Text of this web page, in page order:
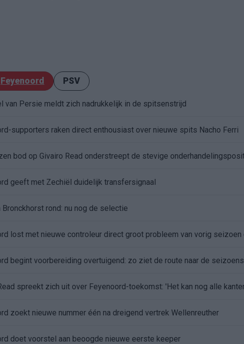
Feyenoord PSV
van Persie meldt zich nadrukkelijk in de spitsenstrijd
supporters raken direct enthousiast over nieuwe spits Nacho Ferri
geeft met Zechiël duidelijk transfersignaal
Bronckhorst rond: nu nog de selectie
lost met nieuwe controleur direct groot probleem van vorig seizoen
begint voorbereiding overtuigend: zo ziet de route naar de
spreekt zich uit over Feyenoord-toekomst: 'Het kan nog alle
zoekt nieuwe nummer één na dreigend vertrek Wellenreuther
doet voorstel aan beoogde nieuwe eerste keeper